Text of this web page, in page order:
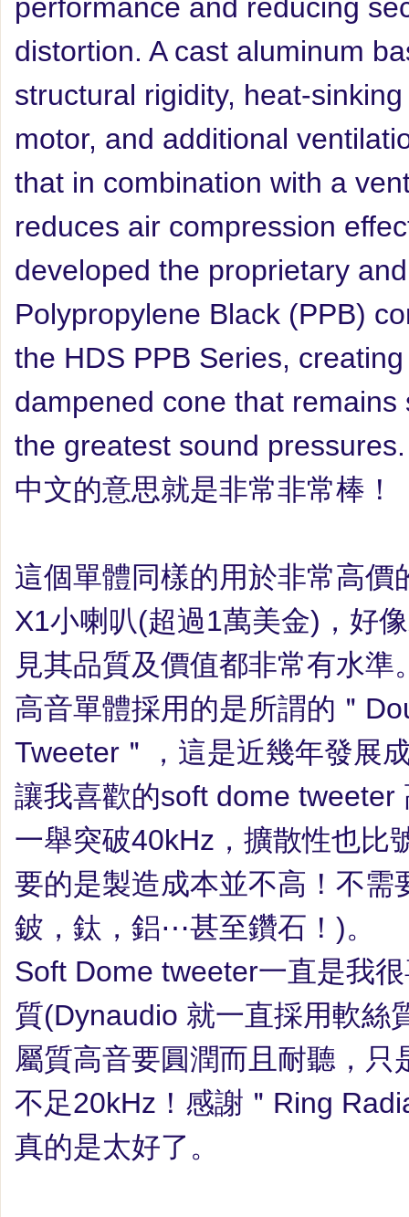
performance and reducing
distortion. A cast aluminum
structural rigidity, heat-
motor, and additional
that in combination with a
reduces air compression
developed the proprietary
Polypropylene Black (PPB)
the HDS PPB Series,
dampened cone that
the greatest sound
中文的意思就是非常非常棒 ！
這個單體同樣的用於非常高價
X1小喇叭(超過1萬美金) ，好
見其品質及價值都非常有水準
高音單體採用的是所謂的＂
Tweeter ＂，這是近幾年發展
讓我喜歡的soft dome tweeter
一舉突破40kHz ，擴散性也比
要的是製造成本並不高！不需
鈹，鈦，鋁⋯甚至鑽石！ )。
Soft Dome tweeter一直是我
質(Dynaudio 就一直採用軟絲
屬質高音要圓潤而且耐聽，只
不足20kHz ！感謝＂ Ring
真的是太好了。